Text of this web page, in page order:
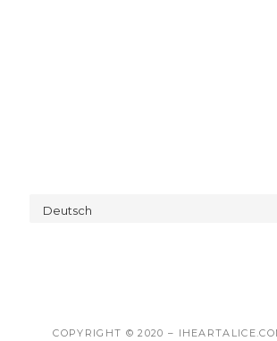
Deutsch
COPYRIGHT © 2020 –